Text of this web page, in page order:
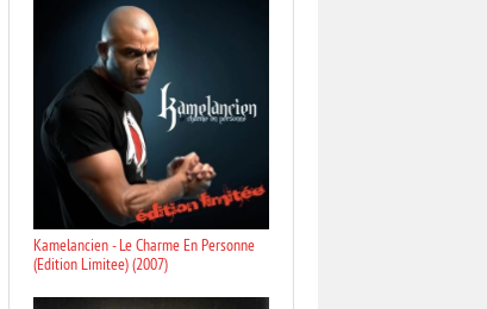
Kamelancien - Le Charme En Personne
(Edition Limitee) (2007)